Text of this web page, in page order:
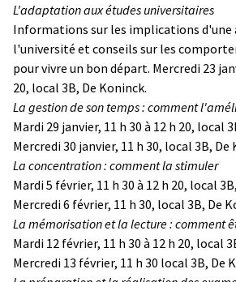
L'adaptation aux études universitaires
Informations sur les implications d'une
l'université et conseils sur les
pour vivre un bon départ. Mercredi 23
20, local 3B, De Koninck.
La gestion de son temps : comment
Mardi 29 janvier, 11 h 30 à 12 h 20, local
Mercredi 30 janvier, 11 h 30, local 3B, De
La concentration : comment la stimuler
Mardi 5 février, 11 h 30 à 12 h 20, local
Mercredi 6 février, 11 h 30, local 3B, De
La mémorisation et la lecture : comment
Mardi 12 février, 11 h 30 à 12 h 20, local
Mercredi 13 février, 11 h 30 local 3B, De